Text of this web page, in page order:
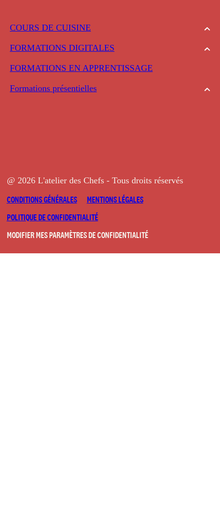
COURS DE CUISINE
FORMATIONS DIGITALES
FORMATIONS EN APPRENTISSAGE
Formations présentielles
@ 2026 L'atelier des Chefs - Tous droits réservés
CONDITIONS GÉNÉRALES
MENTIONS LÉGALES
POLITIQUE DE CONFIDENTIALITÉ
MODIFIER MES PARAMÈTRES DE CONFIDENTIALITÉ